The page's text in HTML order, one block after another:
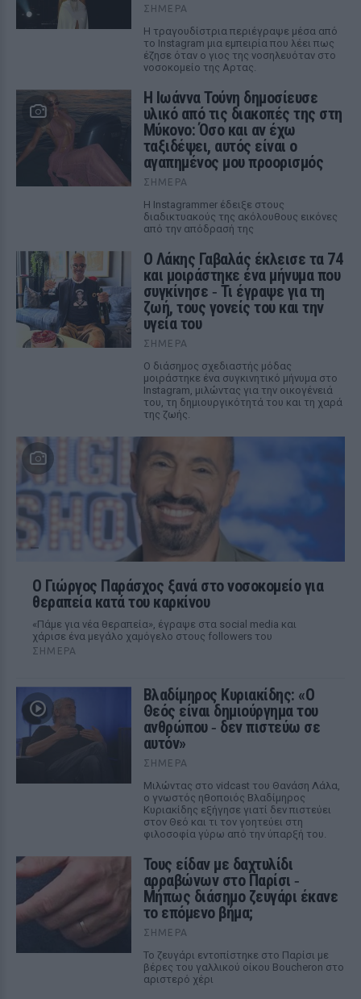
ΣΉΜΕΡΑ
Η τραγουδίστρια περιέγραψε μέσα από
το Instagram μια εμπειρία που λέει πως
έζησε όταν ο γιος της νοσηλευόταν στο
νοσοκομείο της Αρτας.
Η Ιωάννα Τούνη δημοσίευσε
υλικό από τις διακοπές της στη
Μύκονο: Όσο και αν έχω
ταξιδέψει, αυτός είναι ο
αγαπημένος μου προορισμός
ΣΉΜΕΡΑ
Η Instagrammer έδειξε στους
διαδικτυακούς της ακόλουθους εικόνες
από την απόδρασή της
Ο Λάκης Γαβαλάς έκλεισε τα 74
και μοιράστηκε ένα μήνυμα που
συγκίνησε ‑ Τι έγραψε για τη
ζωή, τους γονείς του και την
υγεία του
ΣΉΜΕΡΑ
Ο διάσημος σχεδιαστής μόδας
μοιράστηκε ένα συγκινητικό μήνυμα στο
Instagram, μιλώντας για την οικογένειά
του, τη δημιουργικότητά του και τη χαρά
της ζωής.
O Γιώργος Παράσχος ξανά στο νοσοκομείο για
θεραπεία κατά του καρκίνου
«Πάμε για νέα θεραπεία», έγραψε στα social media και
χάρισε ένα μεγάλο χαμόγελο στους followers του
ΣΉΜΕΡΑ
Βλαδίμηρος Κυριακίδης: «Ο
Θεός είναι δημιούργημα του
ανθρώπου ‑ δεν πιστεύω σε
αυτόν»
ΣΉΜΕΡΑ
Μιλώντας στο vidcast του Θανάση Λάλα,
ο γνωστός ηθοποιός Βλαδίμηρος
Κυριακίδης εξήγησε γιατί δεν πιστεύει
στον Θεό και τι τον γοητεύει στη
φιλοσοφία γύρω από την ύπαρξή του.
Τους είδαν με δαχτυλίδι
αρραβώνων στο Παρίσι ‑
Μήπως διάσημο ζευγάρι έκανε
το επόμενο βήμα;
ΣΉΜΕΡΑ
Το ζευγάρι εντοπίστηκε στο Παρίσι με
βέρες του γαλλικού οίκου Boucheron στο
αριστερό χέρι